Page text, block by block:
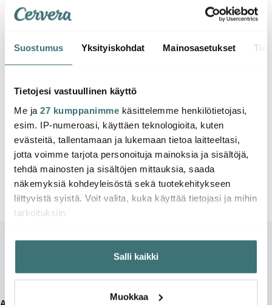
Suostumus Yksityiskohdat Mainosasetukset
Tietojesi vastuullinen käyttö
Me ja 27 kumppanimme käsittelemme henkilötietojasi,
esim. IP-numeroasi, käyttäen teknologioita, kuten
evästeitä, tallentamaan ja lukemaan tietoa laitteeltasi,
jotta voimme tarjota personoituja mainoksia ja sisältöjä,
tehdä mainosten ja sisältöjen mittauksia, saada
näkemyksiä kohdeyleisöstä sekä tuotekehitykseen
liittyvistä syistä. Voit valita, kuka käyttää tietojasi ja mihin
tarkoituksiin.
Jos sallit, haluamme myös tehdä seuraavia:
Kerätä tietoja maantieteellisestä sijainnistasi,
mahdollisesti muutaman metrin tarkkuudella
aktiivisesti (sormenjäljen muodostaminen)
Salli kaikki
Muokkaa
Tarkista oikeinkirjoitus. Ehkä voisit laajentaa hakuasi.